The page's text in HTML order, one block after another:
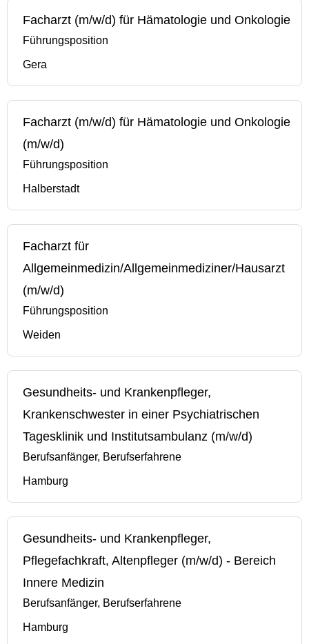
Facharzt (m/w/d) für Hämatologie und Onkologie
Führungsposition
Gera
Facharzt (m/w/d) für Hämatologie und Onkologie
(m/w/d)
Führungsposition
Halberstadt
Facharzt für
Allgemeinmedizin/Allgemeinmediziner/Hausarzt
(m/w/d)
Führungsposition
Weiden
Gesundheits- und Krankenpfleger,
Krankenschwester in einer Psychiatrischen
Tagesklinik und Institutsambulanz (m/w/d)
Berufsanfänger, Berufserfahrene
Hamburg
Gesundheits- und Krankenpfleger,
Pflegefachkraft, Altenpfleger (m/w/d) - Bereich
Innere Medizin
Berufsanfänger, Berufserfahrene
Hamburg